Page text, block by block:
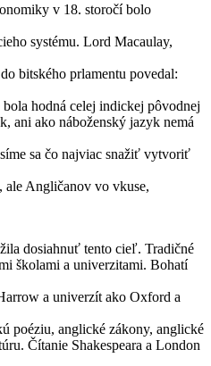
v 18. storočí bolo
systému. Lord Macaulay,
bitského prlamentu povedal:
hodná celej indickej pôvodnej
ani ako náboženský jazyk nemá
sa čo najviac snažiť vytvoriť
ale Angličanov vo vkuse,
dosiahnuť tento cieľ. Tradičné
školami a univerzitami. Bohatí
a univerzít ako Oxford a
poéziu, anglické zákony, anglické
Čítanie Shakespeara a London